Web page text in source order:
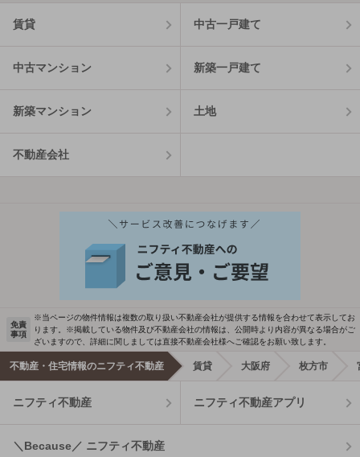
賃貸 中古一戸建て
中古マンション 新築一戸建て
新築マンション 土地
不動産会社
免責
事項
※当ページの物件情報は複数の取り扱い不動産会社が提供する情報を合わせて表示してお
ります。※掲載している物件及び不動産会社の情報は、公開時より内容が異なる場合がご
ざいますので、詳細に関しましては直接不動産会社様へご確認をお願い致します。
不動産・住宅情報のニフティ不動産 賃貸 大阪府 枚方市
ニフティ不動産 ニフティ不動産アプリ
＼Because／ ニフティ不動産